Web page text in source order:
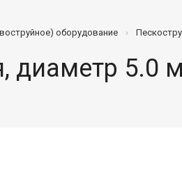
оборудование
диаметр 5.0